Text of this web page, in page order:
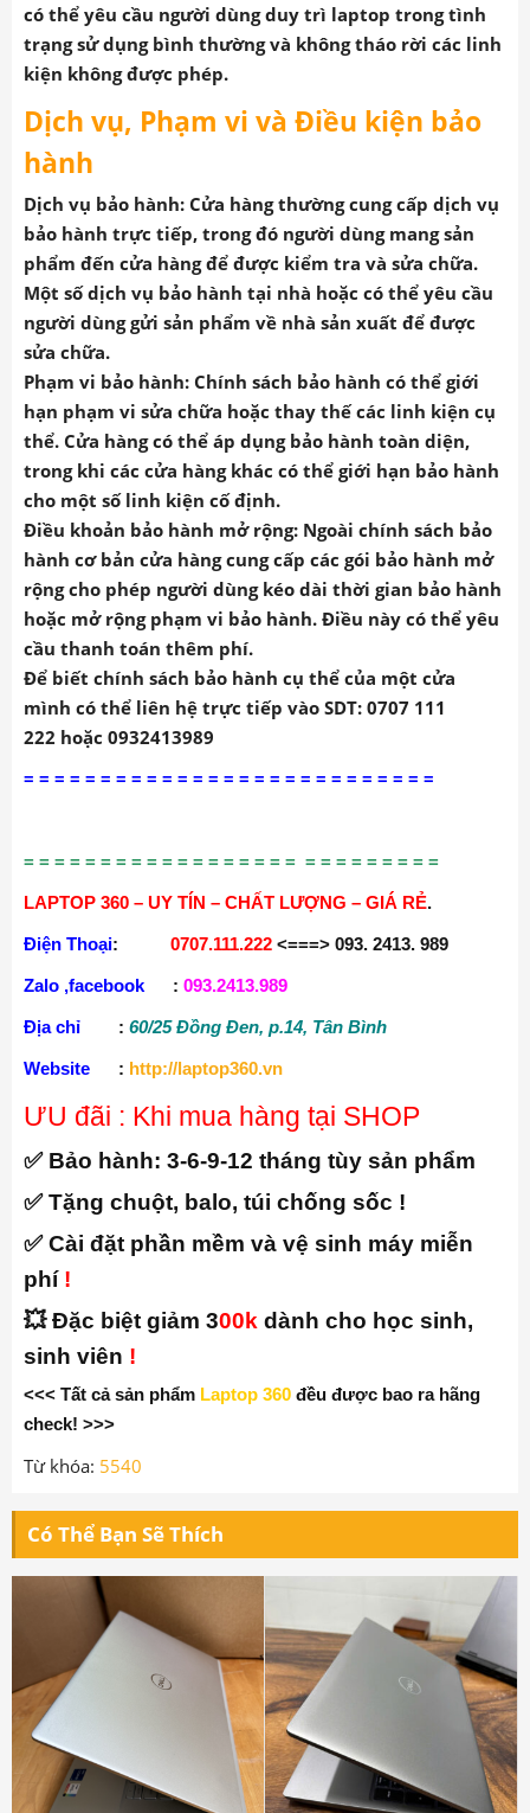
có thể yêu cầu người dùng duy trì laptop trong tình
trạng sử dụng bình thường và không tháo rời các linh
kiện không được phép.
Dịch vụ, Phạm vi và Điều kiện bảo
hành
Dịch vụ bảo hành: Cửa hàng thường cung cấp dịch vụ
bảo hành trực tiếp, trong đó người dùng mang sản
phẩm đến cửa hàng để được kiểm tra và sửa chữa.
Một số dịch vụ bảo hành tại nhà hoặc có thể yêu cầu
người dùng gửi sản phẩm về nhà sản xuất để được
sửa chữa.
Phạm vi bảo hành: Chính sách bảo hành có thể giới
hạn phạm vi sửa chữa hoặc thay thế các linh kiện cụ
thể. Cửa hàng có thể áp dụng bảo hành toàn diện,
trong khi các cửa hàng khác có thể giới hạn bảo hành
cho một số linh kiện cố định.
Điều khoản bảo hành mở rộng: Ngoài chính sách bảo
hành cơ bản cửa hàng cung cấp các gói bảo hành mở
rộng cho phép người dùng kéo dài thời gian bảo hành
hoặc mở rộng phạm vi bảo hành. Điều này có thể yêu
cầu thanh toán thêm phí.
Để biết chính sách bảo hành cụ thể của một cửa
mình có thể liên hệ trực tiếp vào SDT: 0707 111
222 hoặc 0932413989
= = = = = = = = = = = = = = = = = = = = = = = = = = =
= = = = = = = = = = = = = = = = = = = = = = = = = = =
LAPTOP 360 – UY TÍN – CHẤT LƯỢNG – GIÁ RẺ.
Điện Thoại: 0707.111.222 <===> 093. 2413. 989
Zalo ,facebook : 093.2413.989
Địa chỉ : 60/25 Đồng Đen, p.14, Tân Bình
Website : http://laptop360.vn
ƯU đãi : Khi mua hàng tại SHOP
✅ Bảo hành: 3-6-9-12 tháng tùy sản phẩm
✅ Tặng chuột, balo, túi chống sốc !
✅ Cài đặt phần mềm và vệ sinh máy miễn
phí !
💥 Đặc biệt giảm 300k dành cho học sinh,
sinh viên !
<<< Tất cả sản phẩm Laptop 360 đều được bao ra hãng
check! >>>
Từ khóa: 5540
Có Thể Bạn Sẽ Thích